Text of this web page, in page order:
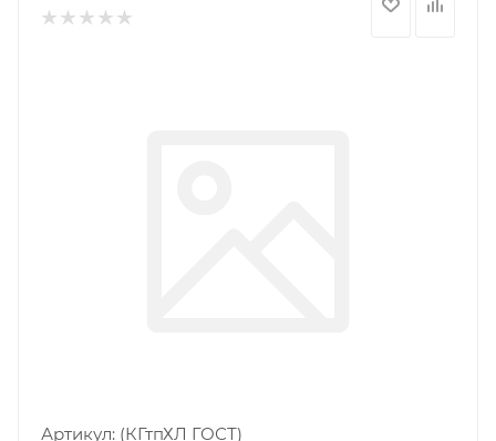
Артикул: (КГтпХЛ ГОСТ)